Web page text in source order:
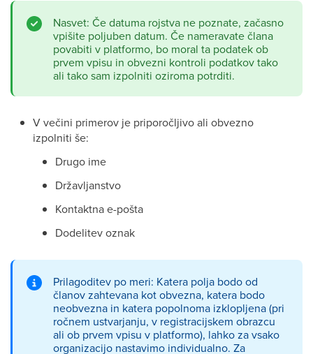
Nasvet: Če datuma rojstva ne poznate, začasno
vpišite poljuben datum. Če nameravate člana
povabiti v platformo, bo moral ta podatek ob
prvem vpisu in obvezni kontroli podatkov tako
ali tako sam izpolniti oziroma potrditi.
V večini primerov je priporočljivo ali obvezno
izpolniti še:
Drugo ime
Državljanstvo
Kontaktna e-pošta
Dodelitev oznak
Prilagoditev po meri: Katera polja bodo od
članov zahtevana kot obvezna, katera bodo
neobvezna in katera popolnoma izklopljena (pri
ročnem ustvarjanju, v registracijskem obrazcu
ali ob prvem vpisu v platformo), lahko za vsako
organizacijo nastavimo individualno. Za